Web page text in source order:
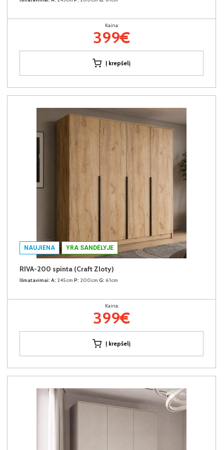
Kaina:
399€
Į krepšelį
NAUJIENA YRA SANDĖLYJE
RIVA-200 spinta (Craft Zloty)
Išmatavimai: A: 245cm P: 200cm G: 61cm
Kaina:
399€
Į krepšelį